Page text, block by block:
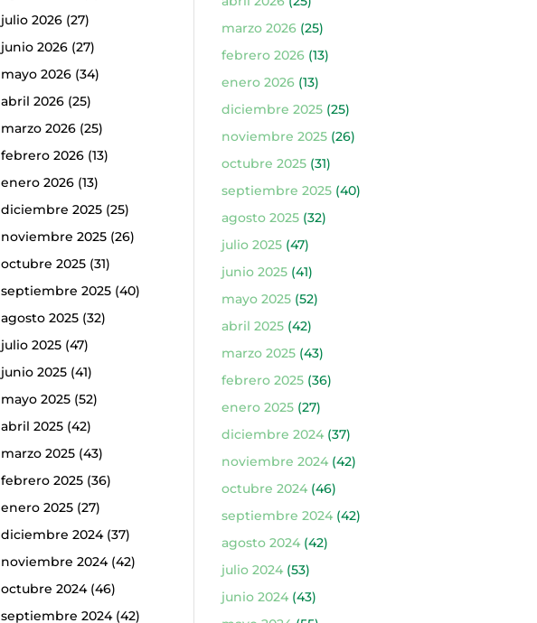
julio 2026 (27)
junio 2026 (27)
mayo 2026 (34)
abril 2026 (25)
marzo 2026 (25)
febrero 2026 (13)
enero 2026 (13)
diciembre 2025 (25)
noviembre 2025 (26)
octubre 2025 (31)
septiembre 2025 (40)
agosto 2025 (32)
julio 2025 (47)
junio 2025 (41)
mayo 2025 (52)
abril 2025 (42)
marzo 2025 (43)
febrero 2025 (36)
enero 2025 (27)
diciembre 2024(37)
noviembre 2024(42)
octubre 2024(46)
septiembre 2024(42)
marzo 2026(25)
febrero 2026(13)
enero 2026(13)
diciembre 2025(25)
noviembre 2025(26)
octubre 2025(31)
septiembre 2025(40)
agosto 2025(32)
julio 2025(47)
junio 2025(41)
mayo 2025(52)
abril 2025(42)
marzo 2025(43)
febrero 2025(36)
enero 2025(27)
diciembre 2024(37)
noviembre 2024(42)
octubre 2024(46)
septiembre 2024(42)
agosto 2024(42)
julio 2024(53)
junio 2024(43)